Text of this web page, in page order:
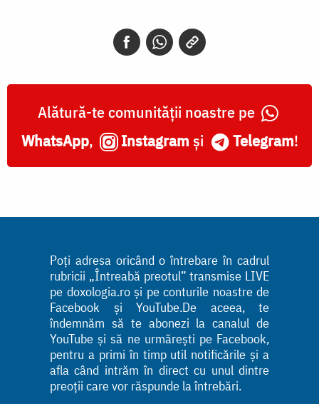
Alătură-te comunității noastre pe
WhatsApp, Instagram și Telegram!
Poți adresa oricând o întrebare în cadrul
rubricii „Întreabă preotul” transmise LIVE
pe doxologia.ro și pe conturile noastre de
Facebook și YouTube.De aceea, te
îndemnăm să te abonezi la canalul de
YouTube și să ne urmărești pe Facebook,
pentru a primi în timp util notificările și a
afla când intrăm în direct cu unul dintre
preoții care vor răspunde la întrebări.